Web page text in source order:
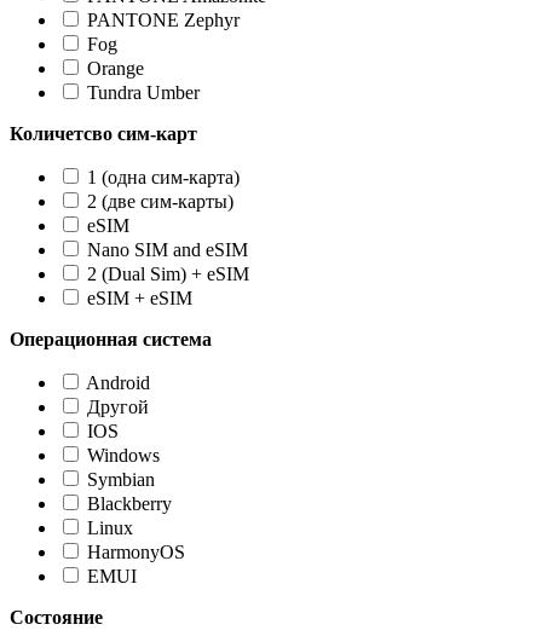
PANTONE Zephyr
Fog
Orange
Tundra Umber
Количетсво сим-карт
1 (одна сим-карта)
2 (две сим-карты)
eSIM
Nano SIM and eSIM
2 (Dual Sim) + eSIM
eSIM + eSIM
Операционная система
Android
Другой
IOS
Windows
Symbian
Blackberry
Linux
HarmonyOS
EMUI
Состояние